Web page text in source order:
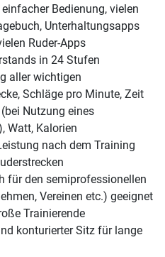
Bedienung, vielen
Unterhaltungsapps
Ruder-Apps
in 24 Stufen
aller wichtigen
Schläge pro Minute, Zeit
Nutzung eines
Watt, Kalorien
nach dem Training
für den semiprofessionellen
Vereinen etc.) geeignet
Trainierende
konturierter Sitz für lange